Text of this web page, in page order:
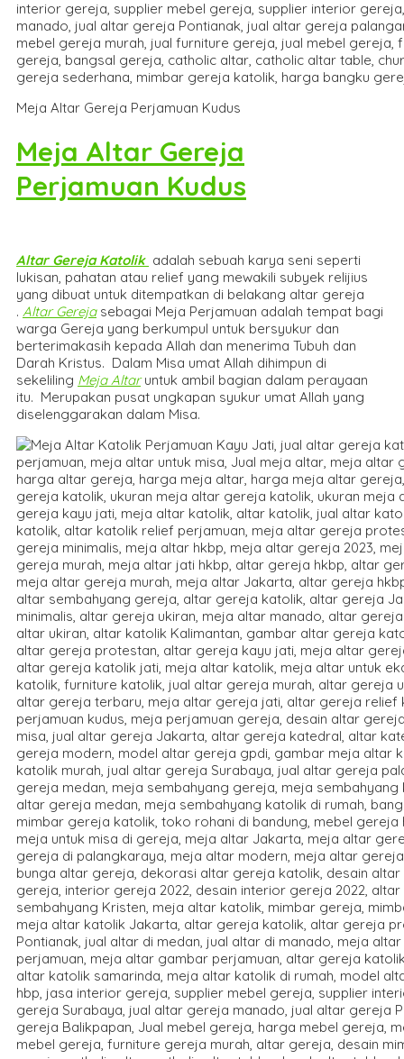
Meja Altar Gereja Perjamuan Kudus
Meja Altar Gereja
Perjamuan Kudus
Altar Gereja Katolik adalah sebuah karya seni seperti
lukisan, pahatan atau relief yang mewakili subyek relijius
yang dibuat untuk ditempatkan di belakang altar gereja
. Altar Gerejasebagai Meja Perjamuan adalah tempat bagi
warga Gereja yang berkumpul untuk bersyukur dan
berterimakasih kepada Allah dan menerima Tubuh dan
Darah Kristus. Dalam Misa umat Allah dihimpun di
sekeliling Meja Altaruntuk ambil bagian dalam perayaan
itu. Merupakan pusat ungkapan syukur umat Allah yang
diselenggarakan dalam Misa.